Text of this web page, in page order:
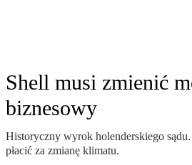
Shell musi zmienić
biznesowy
Historyczny wyrok holenderskiego
płacić za zmianę klimatu.